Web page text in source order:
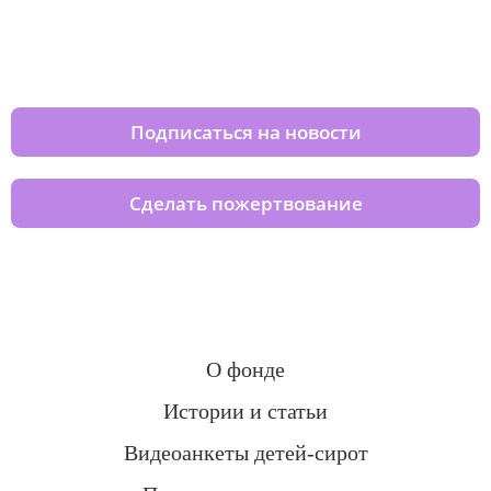
Подписаться на новости
Сделать пожертвование
О фонде
Истории и статьи
Видеоанкеты детей-сирот